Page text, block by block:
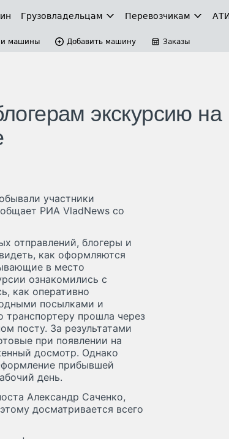
Грузовладельцам Перевозчикам
машины Добавить машину Заказы
экскурсию на
участники
РИА VladNews со
отправлений, блогеры и
как оформляются
в место
ознакомились с
как оперативно
посылками и
прошла через
посту. За результатами
при появлении на
досмотр. Однако
прибывшей
день.
Александр Саченко,
досматривается всего